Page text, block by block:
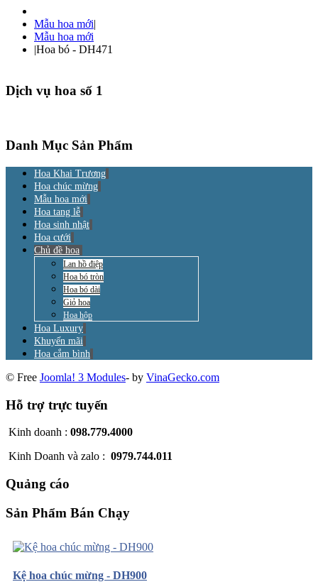
Mẫu hoa mới|
Mẫu hoa mới
|Hoa bó - DH471
Dịch vụ hoa số 1
Danh Mục Sản Phẩm
Hoa Khai Trương
Hoa chúc mừng
Mẫu hoa mới
Hoa tang lễ
Hoa sinh nhật
Hoa cưới
Chủ đề hoa
Lan hồ điệp
Hoa bó tròn
Hoa bó dài
Giỏ hoa
Hoa hộp
Hoa Luxury
Khuyến mãi
Hoa cắm bình
© Free Joomla! 3 Modules- by VinaGecko.com
Hỗ trợ trực tuyến
Kinh doanh : 098.779.4000
Kinh Doanh và zalo : 0979.744.011
Quảng cáo
Sản Phẩm Bán Chạy
Kệ hoa chúc mừng - DH900